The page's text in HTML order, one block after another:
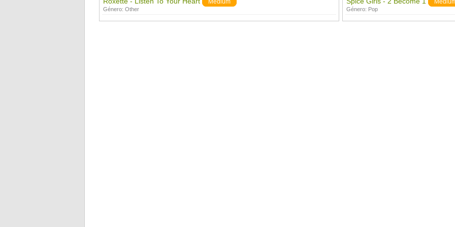
Medium
Género: Other Género: Pop